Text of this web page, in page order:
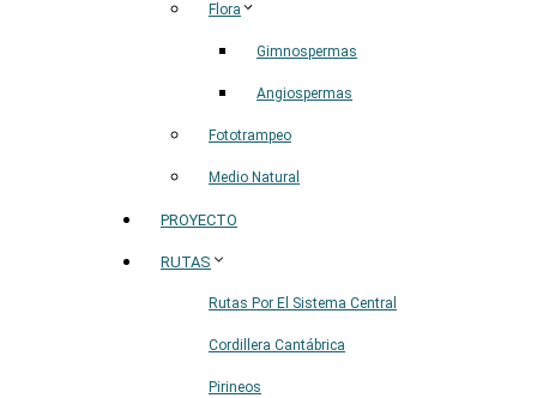
Flora
Gimnospermas
Angiospermas
Fototrampeo
Medio Natural
PROYECTO
RUTAS
Rutas Por El Sistema Central
Cordillera Cantábrica
Pirineos